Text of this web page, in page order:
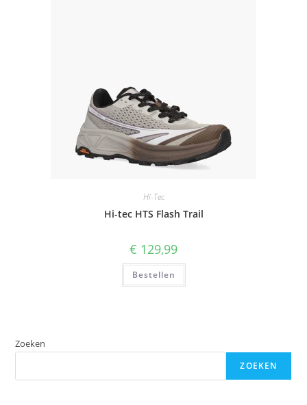
Hi-Tec
Hi-tec HTS Flash Trail
€ 129,99
Bestellen
Zoeken
ZOEKEN